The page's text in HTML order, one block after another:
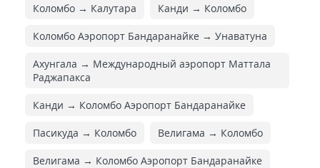
Коломбо → Калутара Канди → Коломбо
Коломбо Аэропорт Бандаранайке → Унаватуна
Ахунгала → Международный аэропорт Маттала
Раджапакса
Канди → Коломбо Аэропорт Бандаранайке
Пасикуда → Коломбо Велигама → Коломбо
Велигама → Коломбо Аэропорт Бандаранайке